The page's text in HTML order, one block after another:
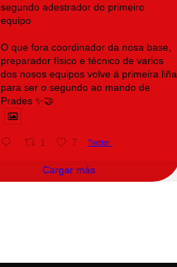
segundo adestrador do primeiro
equipo
O que fora coordinador da nosa base,
preparador físico e técnico de varios
dos nosos equipos volve á primeira liña
para ser o segundo ao mando de
Prades ✨🤝
1 7 Twitter
Cargar más